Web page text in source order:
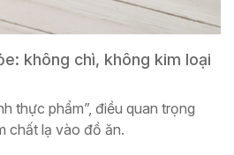
không chì, không kim loại
thực phẩm”, điều quan trọng
chất lạ vào đồ ăn.